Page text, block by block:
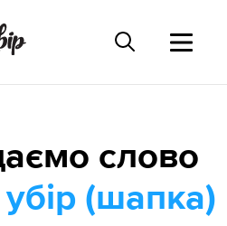
слово
(шапка)